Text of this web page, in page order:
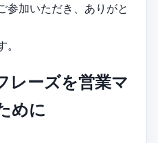
参加いただき、ありがと
レーズを営業マ
めに